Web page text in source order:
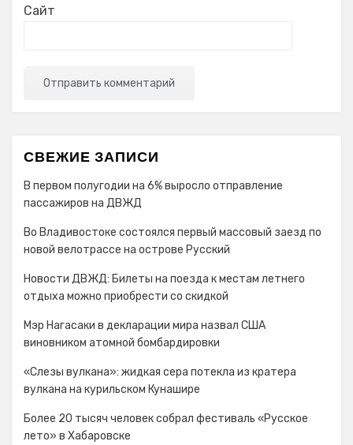
Сайт
СВЕЖИЕ ЗАПИСИ
В первом полугодии на 6% выросло отправление
пассажиров на ДВЖД
Во Владивостоке состоялся первый массовый заезд по
новой велотрассе на острове Русский
Новости ДВЖД: Билеты на поезда к местам летнего
отдыха можно приобрести со скидкой
Мэр Нагасаки в декларации мира назвал США
виновником атомной бомбардировки
«Слезы вулкана»: жидкая сера потекла из кратера
вулкана на курильском Кунашире
Более 20 тысяч человек собрал фестиваль «Русское
лето» в Хабаровске